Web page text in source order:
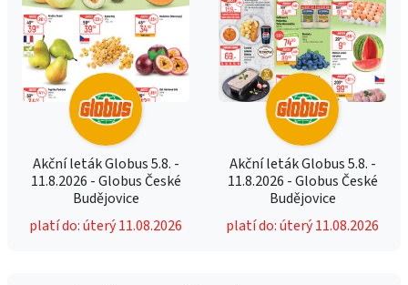
Akční leták Globus 5.8. -
11.8.2026 - Globus České
Budějovice
platí do: úterý 11.08.2026
Akční leták Globus 5.8. -
11.8.2026 - Globus České
Budějovice
platí do: úterý 11.08.2026